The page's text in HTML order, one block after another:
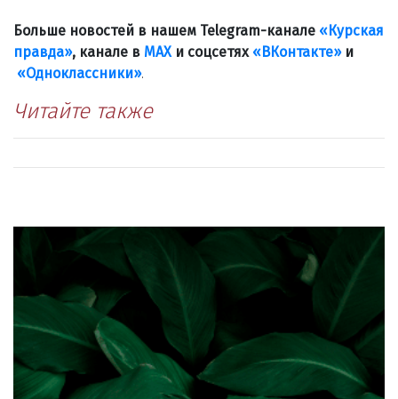
Больше новостей в нашем Telegram-канале «Курская
правда», канале в МАХ и соцсетях «ВКонтакте»и
«Одноклассники».
Читайте также